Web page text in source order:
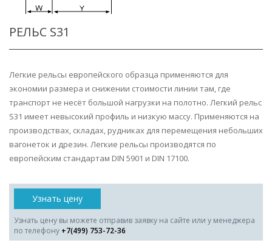
РЕЛЬС S31
Легкие рельсы европейского образца применяются для
экономии размера и снижении стоимости линии там, где
транспорт не несёт большой нагрузки на полотно. Легкий рельс
S31 имеет невысокий профиль и низкую массу. Применяются на
производствах, складах, рудниках для перемещения небольших
вагонеток и дрезин. Легкие рельсы производятся по
европейским стандартам DIN 5901 и DIN 17100.
Узнать цену
Узнать цену вы можете отправив заявку на сайте или у менеджера
по телефону +7(499) 753-72-36